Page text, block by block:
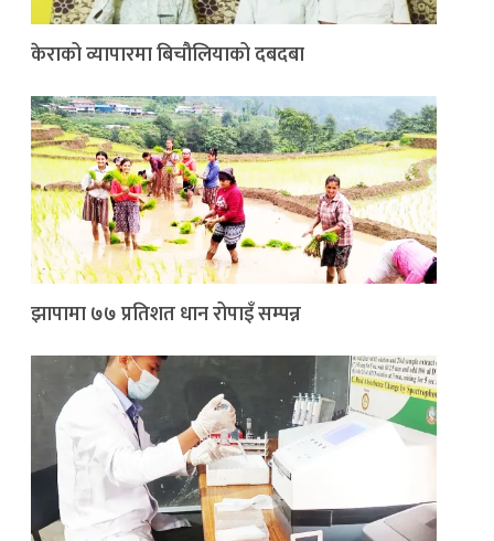
केराको व्यापारमा बिचौलियाको दबदबा
झापामा ७७ प्रतिशत धान रोपाइँ सम्पन्न